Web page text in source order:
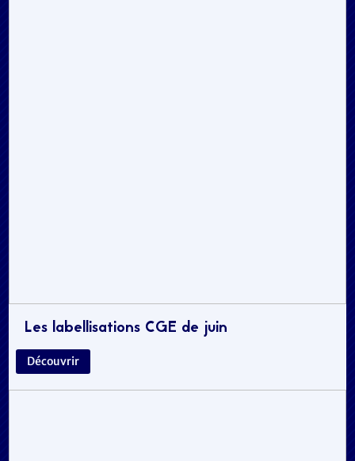
Les labellisations CGE de juin
Découvrir